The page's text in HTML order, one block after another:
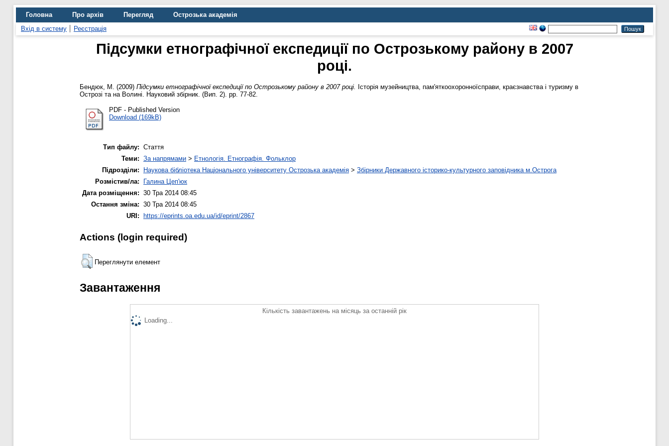
Головна Про архів Перегляд
Острозька академія
Вхід в систему
Реєстрація
Підсумки етнографічної експедиції по Острозькому району в 2007
році.
Бендюк, М. (2009) Підсумки етнографічної експедиції по Острозькому району в 2007 році.
Історія музейництва, пам'яткоохоронноїсправи, краєзнавства і туризму в
Острозі та на Волині. Науковий збірник. (Вип. 2). pp. 77-82.
PDF - Published Version
Download (169kB)
Тип файлу: Стаття
Теми: За напрямами > Етнологія. Етнографія. Фольклор
Підрозділи:
Наукова бібліотека Національного університету Острозька академія > Збірники Державного історико-культурного заповідника м.Острога
Розмістив/ла:
Галина Цеп'юк
Дата розміщення: 30 Тра 2014 08:45
Остання зміна: 30 Тра 2014 08:45
URI:
https://eprints.oa.edu.ua/id/eprint/2867
Actions (login required)
Переглянути елемент
Завантаження
Кількість завантажень на місяць за останній рік
Loading...